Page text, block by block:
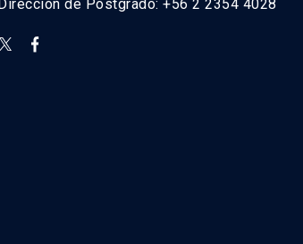
de Postgrado: +56 2 2354 4028